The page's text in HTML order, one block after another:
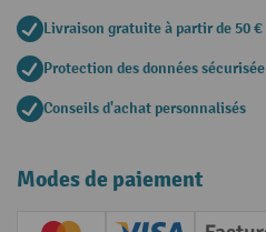
Livraison gratuite à partir de 50 €
Protection des données sécurisée
Conseils d'achat personnalisés
Modes de paiement